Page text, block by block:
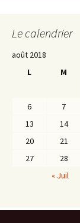
Le calendrier
août 2018
L
M
6
7
13
14
20
21
27
28
« Juil